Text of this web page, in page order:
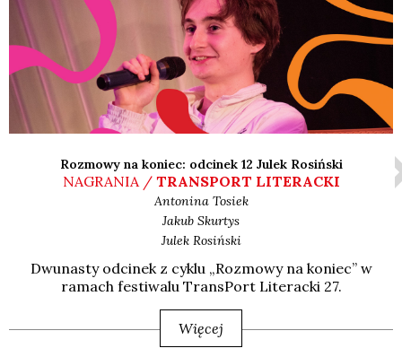
Rozmowy na koniec: odcinek 12 Julek Rosiński
NAGRANIA / TRANSPORT LITERACKI
Antonina Tosiek
Jakub Skurtys
Julek Rosiński
Dwu­na­sty odci­nek z cyklu „Roz­mo­wy na koniec” w
ramach festi­wa­lu Trans­Port Lite­rac­ki 27.
Więcej